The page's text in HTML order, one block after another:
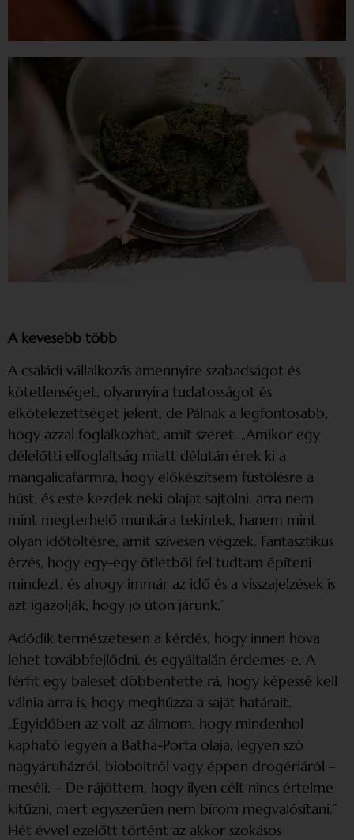
A kevesebb több
A családi vállalkozás amennyire szabadságot és
kötetlenséget, olyannyira tudatosságot és
elkötelezettséget jelent, de Pálnak a legfontosabb,
hogy azzal foglalkozhat, amit szeret. „Amikor egy
délelőtti elfoglaltság miatt délután érek ki a
mangalicafarmra, hogy előkészítsem füstölésre a
húst, és este kezdek neki olajat sajtolni, arra nem
mint megterhelő munkára tekintek, hanem mint
olyan időtöltésre, amit szívesen végzek. Fantasztikus
érzés, hogy egy-egy ötletből fel tudtam építeni
mindezt, és ahogy immár az idő és a visszajelzések is
azt igazolják, hogy jó úton járunk.”
Adódik természetesen a kérdés, hogy innen hova
lehet továbbfejlődni, és egyáltalán érdemes-e. A
férfit egy baleset döbbentette rá, hogy képessé kell
válnia arra is, hogy meghúzza a saját határait.
„Egyidőben az volt az álmom, hogy mindenhol
kapható legyen a Batha-Porta olaja, legyen szó
nagyáruházról, bioboltról vagy éppen drogériáról –
meséli. – De rájöttem, hogy ilyen célt nincs értelme
kitűzni, mert egyszerűen nem bírom megvalósítani.”
Hét évvel ezelőtt történt az akkor szokásos